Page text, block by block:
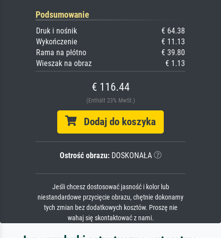
Podsumowanie
Druk i nośnik
€ 64.38
Wykończenie
€ 11.13
Rama na płótno
€ 39.80
Wieszak na obraz
€ 1.13
€ 116.44
(Enthält 23% MwSt.)
Dodaj do koszyka
Ostrość obrazu:DOSKONAŁA
Jeśli chcesz dostosować jasność i kolor lub
niestandardowe przycięcie obrazu, chętnie dokonamy
tych zmian bez dodatkowych kosztów. Proszę nie
wahaj się skontaktować z nami.